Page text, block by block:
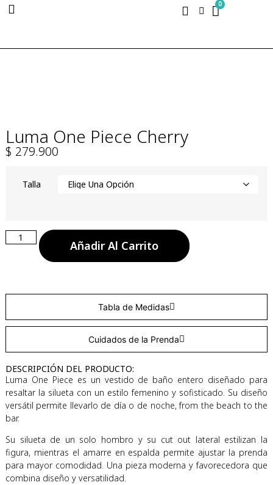
0
Luma One Piece Cherry
$ 279.900
Talla
Añadir Al Carrito
Tabla de Medidas
Cuidados de la Prenda
DESCRIPCIÓN DEL PRODUCTO:
Luma One Piece es un vestido de baño entero diseñado para
resaltar la silueta con un estilo femenino y sofisticado. Su diseño
versátil permite llevarlo de día o de noche, from the beach to the
bar.
Su silueta de un solo hombro y su cut out lateral estilizan la
figura, mientras el amarre en espalda permite ajustar la prenda
para mayor comodidad. Una pieza moderna y favorecedora que
combina diseño y versatilidad.